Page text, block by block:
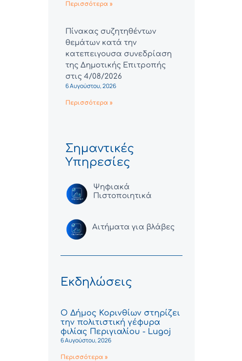
Περισσότερα »
Πίνακας συζητηθέντων
θεμάτων κατά την
κατεπειγουσα συνεδρίαση
της Δημοτικής Επιτροπής
στις 4/08/2026
6 Αυγούστου, 2026
Περισσότερα »
Σημαντικές
Υπηρεσίες
Ψηφιακά
Πιστοποιητικά
Αιτήματα για βλάβες
Εκδηλώσεις
Ο Δήμος Κορινθίων στηρίζει
την πολιτιστική γέφυρα
φιλίας Περιγιαλίου - Lugoj
6 Αυγούστου, 2026
Περισσότερα »